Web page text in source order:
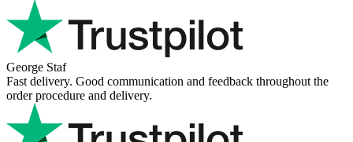
George Staf
Fast delivery. Good communication and feedback throughout the
order procedure and delivery.